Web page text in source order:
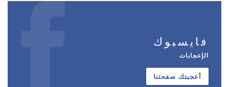
فايسبوك
الإعجابات
أعجبتك صفحتنا